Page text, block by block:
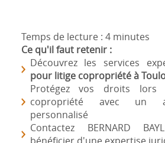
Temps de lecture : 4 minutes
Ce qu'il faut retenir :
Découvrez les services
pour litige copropriété à
Protégez vos droits lors
copropriété avec un
personnalisé
Contactez BERNARD